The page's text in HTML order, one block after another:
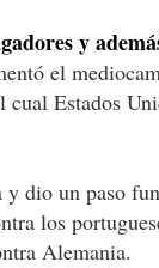
y
el
Estados
dio un paso
los
Alemania.